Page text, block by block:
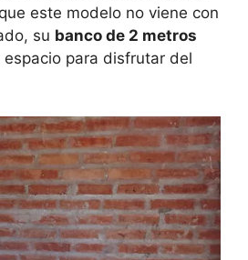
este modelo no viene con
su banco de 2 metros
para disfrutar del